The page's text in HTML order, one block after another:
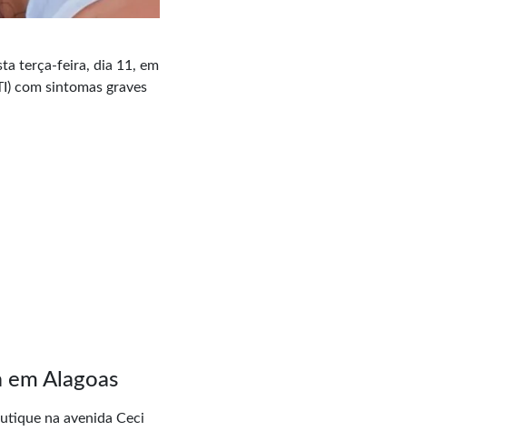
terça-feira, dia 11, em
com sintomas graves
Alagoas
na avenida Ceci